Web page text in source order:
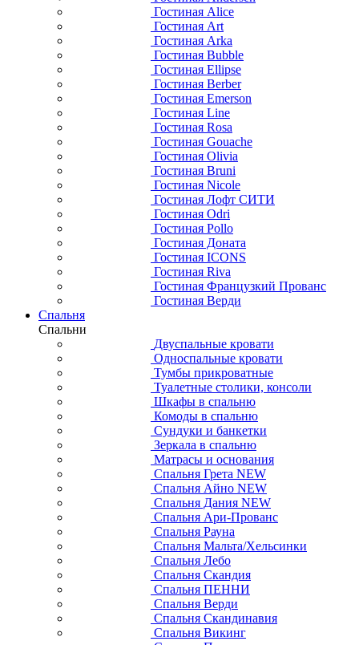
Гостиная Alice
Гостиная Art
Гостиная Arka
Гостиная Bubble
Гостиная Ellipse
Гостиная Berber
Гостиная Emerson
Гостиная Line
Гостиная Rosa
Гостиная Gouache
Гостиная Olivia
Гостиная Bruni
Гостиная Nicole
Гостиная Лофт СИТИ
Гостиная Odri
Гостиная Pollo
Гостиная Доната
Гостиная ICONS
Гостиная Riva
Гостиная Французкий Прованс
Гостиная Верди
Спальня
Спальни
Двуспальные кровати
Односпальные кровати
Тумбы прикроватные
Туалетные столики, консоли
Шкафы в спальню
Комоды в спальню
Сундуки и банкетки
Зеркала в спальню
Матрасы и основания
Спальня Грета NEW
Спальня Айно NEW
Спальня Дания NEW
Спальня Ари-Прованс
Спальня Рауна
Спальня Мальта/Хельсинки
Спальня Лебо
Спальня Скандия
Спальня ПЕННИ
Спальня Верди
Спальня Скандинавия
Спальня Викинг